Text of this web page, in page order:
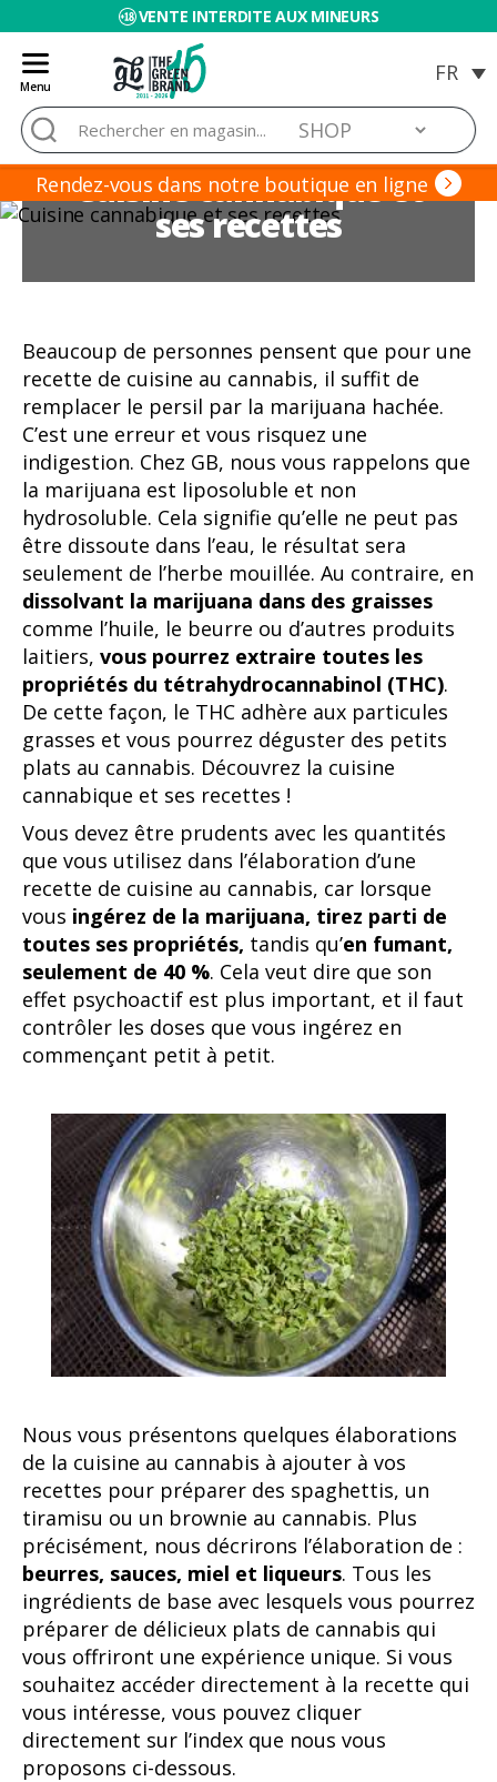
VENTE INTERDITE AUX MINEURS
Menu
Blog
de
Grow
Barato
Rechercher :
Rendez-vous dans notre boutique en ligne
Cuisine cannabique et
ses recettes
Beaucoup de personnes pensent que pour une
recette de cuisine au cannabis, il suffit de
remplacer le persil par la marijuana hachée.
C’est une erreur et vous risquez une
indigestion. Chez GB, nous vous rappelons que
la marijuana est liposoluble et non
hydrosoluble. Cela signifie qu’elle ne peut pas
être dissoute dans l’eau, le résultat sera
seulement de l’herbe mouillée. Au contraire, en
dissolvant la marijuana dans des graisses
comme l’huile, le beurre ou d’autres produits
laitiers, vous pourrez extraire toutes les
propriétés du tétrahydrocannabinol (THC).
De cette façon, le THC adhère aux particules
grasses et vous pourrez déguster des petits
plats au cannabis. Découvrez la cuisine
cannabique et ses recettes !
Vous devez être prudents avec les quantités
que vous utilisez dans l’élaboration d’une
recette de cuisine au cannabis, car lorsque
vous ingérez de la marijuana, tirez parti de
toutes ses propriétés, tandis qu’en fumant,
seulement de 40 %. Cela veut dire que son
effet psychoactif est plus important, et il faut
contrôler les doses que vous ingérez en
commençant petit à petit.
Nous vous présentons quelques élaborations
de la cuisine au cannabis à ajouter à vos
recettes pour préparer des spaghettis, un
tiramisu ou un brownie au cannabis. Plus
précisément, nous décrirons l’élaboration de :
beurres, sauces, miel et liqueurs. Tous les
ingrédients de base avec lesquels vous pourrez
préparer de délicieux plats de cannabis qui
vous offriront une expérience unique. Si vous
souhaitez accéder directement à la recette qui
vous intéresse, vous pouvez cliquer
directement sur l’index que nous vous
proposons ci-dessous.